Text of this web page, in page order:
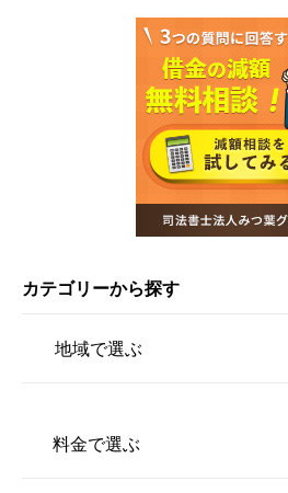
カテゴリーから探す
地域で選ぶ
料金で選ぶ